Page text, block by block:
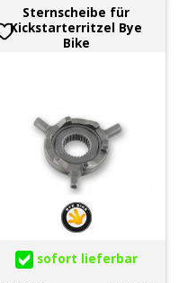
Sternscheibe für
Kickstarterritzel Bye
Bike
sofort lieferbar